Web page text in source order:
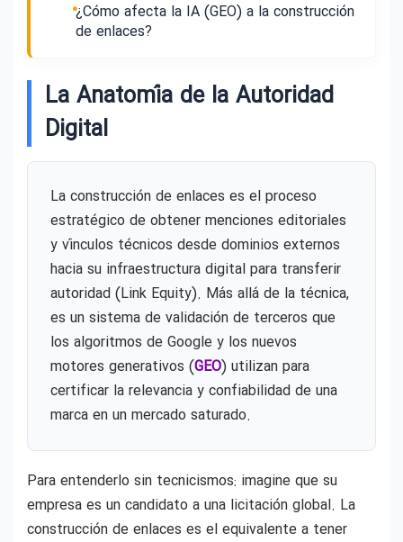
¿Cómo afecta la IA (GEO) a la construcción
de enlaces?
La Anatomía de la Autoridad
Digital
La construcción de enlaces es el proceso
estratégico de obtener menciones editoriales
y vínculos técnicos desde dominios externos
hacia su infraestructura digital para transferir
autoridad (Link Equity). Más allá de la técnica,
es un sistema de validación de terceros que
los algoritmos de Google y los nuevos
motores generativos (GEO) utilizan para
certificar la relevancia y confiabilidad de una
marca en un mercado saturado.
Para entenderlo sin tecnicismos: imagine que su
empresa es un candidato a una licitación global. La
construcción de enlaces es el equivalente a tener